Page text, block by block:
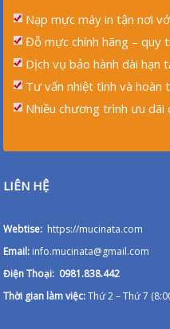
Nạp mực máy in tận nơi
Đỗ mực chính hãng – quy
Dịch vụ bảo hành dài hạn
Tư vấn nhiệt tình và hoàn
Nhiều chương trình ưu dãi
LIÊN HỆ
Webtise: https://mucinata.com
Email: info.mucinata@gmail.com
Điện Thoại: 0981.838.442
Thời gian làm việc:Thứ 2 – Thứ 7